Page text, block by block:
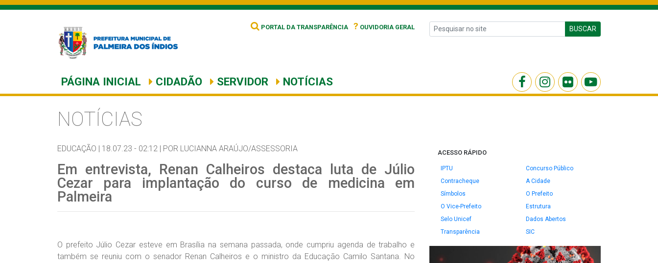
PORTAL DA TRANSPARÊNCIA ? OUVIDORIA GERAL BUSCAR
PÁGINA INICIAL CIDADÃO SERVIDOR NOTÍCIAS
NOTÍCIAS
EDUCAÇÃO | 18.07.23 - 02:12 | POR LUCIANNA ARAÚJO/ASSESSORIA
Em entrevista, Renan Calheiros destaca luta de Júlio
Cezar para implantação do curso de medicina em
Palmeira
O prefeito Júlio Cezar esteve em Brasília na semana passada, onde cumpriu agenda de trabalho e
também se reuniu com o senador Renan Calheiros e o ministro da Educação Camilo Santana. No
ACESSO RÁPIDO
IPTU
Concurso Público
Contracheque
A Cidade
Símbolos
O Prefeito
O Vice-Prefeito
Estrutura
Selo Unicef
Dados Abertos
Transparência
SIC